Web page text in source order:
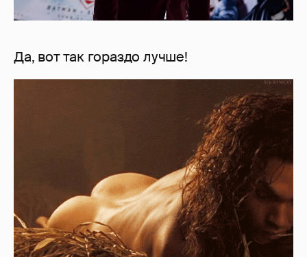
Да, вот так гораздо лучше!